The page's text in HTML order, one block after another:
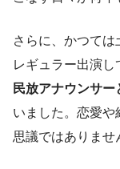
さらに、かつては
レギュラー出演し
民放アナウンサ
いました。恋愛や
思議ではありませ